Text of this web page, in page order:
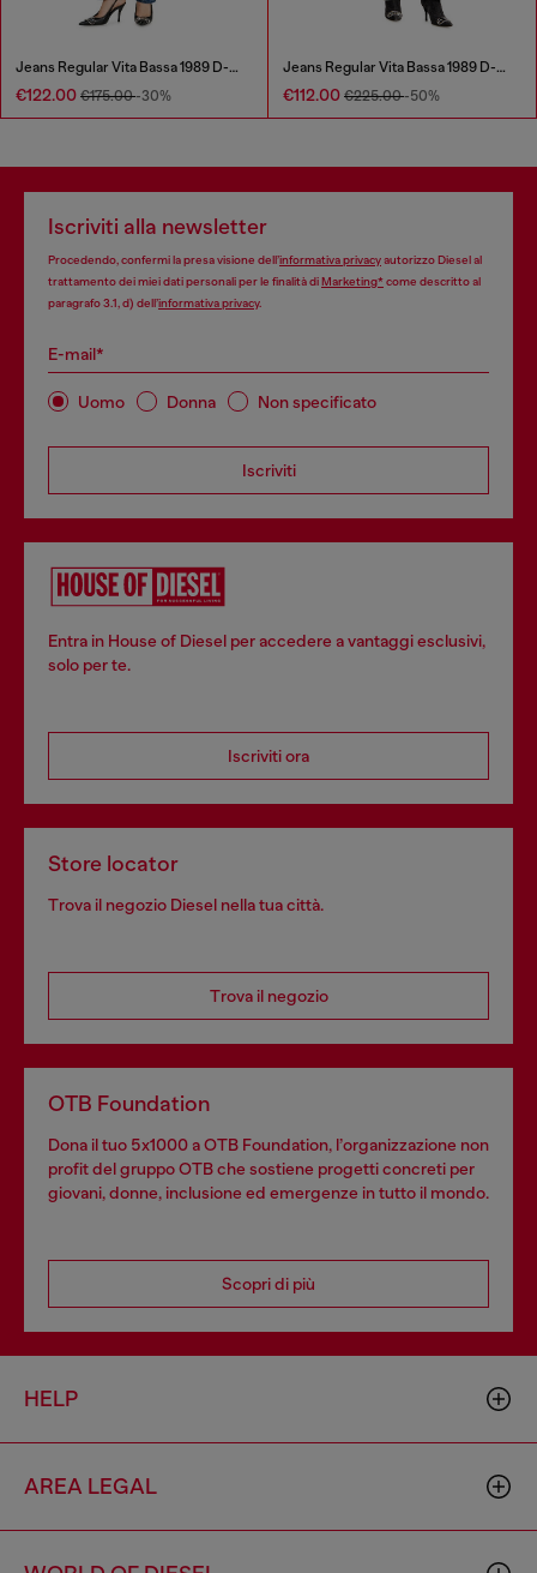
Jeans Regular Vita Bassa 1989 D-Mine
€122.00 €175.00-30%
Jeans Regular Vita Bassa 1989 D-Mine
€112.00 €225.00-50%
Iscriviti alla newsletter
Procedendo, confermi la presa visione dell’informativa privacyautorizzo Diesel al
trattamento dei miei dati personali per le finalità diMarketing*come descritto al
paragrafo 3.1, d) dell’informativa privacy.
E-mail*
Uomo Donna Non specificato
Iscriviti
Entra in House of Diesel per accedere a vantaggi esclusivi,
solo per te.
Iscriviti ora
Store locator
Trova il negozio Diesel nella tua città.
Trova il negozio
OTB Foundation
Dona il tuo 5x1000 a OTB Foundation, l’organizzazione non
profit del gruppo OTB che sostiene progetti concreti per
giovani, donne, inclusione ed emergenze in tutto il mondo.
Scopri di più
HELP
AREA LEGAL